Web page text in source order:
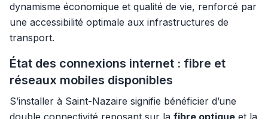
dynamisme économique et qualité de vie, renforcé par
une accessibilité optimale aux infrastructures de
transport.
État des connexions internet : fibre et
réseaux mobiles disponibles
S’installer à Saint-Nazaire signifie bénéficier d’une
double connectivité reposant sur la fibre optique et la